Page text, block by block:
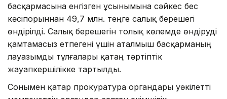
басқармасына енгізген ұсынымына сәйкес бес
кәсіпорыннан 49,7 млн. теңге салық берешегі
өндірілді. Салық берешегін толық көлемде өндіруді
қамтамасыз етпегені үшін аталмыш басқарманың
лауазымды тұлғалары қатаң тәртіптік
жауапкершілікке тартылды.
Сонымен қатар прокуратура органдары уәкілетті